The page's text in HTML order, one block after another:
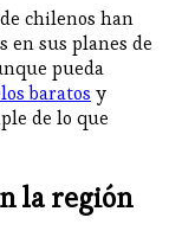
chilenos han
en sus planes de
pueda
baratos y
de lo que
la región